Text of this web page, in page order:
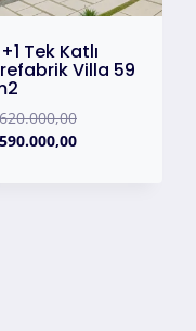
Tek Katlı
Villa 59
620.000,00
590.000,00